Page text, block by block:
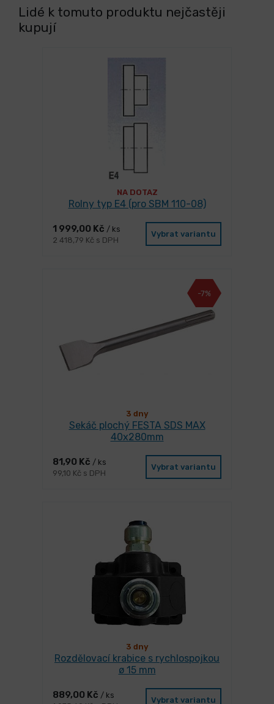
Lidé k tomuto produktu nejčastěji
kupují
NA DOTAZ
Rolny typ E4 (pro SBM 110-08)
1 999,00 Kč / ks
2 418,79 Kč s DPH
Vybrat variantu
-7%
3 dny
Sekáč plochý FESTA SDS MAX
40x280mm
81,90 Kč / ks
99,10 Kč s DPH
Vybrat variantu
3 dny
Rozdělovací krabice s rychlospojkou
ø 15 mm
889,00 Kč / ks
Vybrat variantu